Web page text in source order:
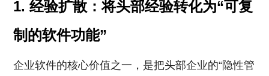
1. 经验扩散：将头部经验转化为“可复
制的软件功能”
企业软件的核心价值之一，是把头部企业的“隐性管